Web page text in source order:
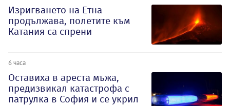
Изригването на Етна
продължава, полетите към
Катания са спрени
6 часа
Оставиха в ареста мъжа,
предизвикал катастрофа с
патрулка в София и се укрил